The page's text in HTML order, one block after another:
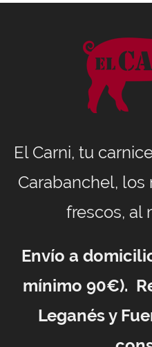
El Carni, tu
Carabanchel,
frescos, al
Envío a
mínimo 90€).
Leganés y